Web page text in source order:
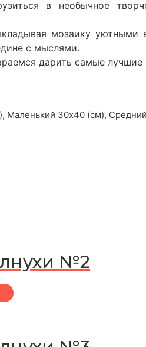
в необычное
мозаику уютными
с мыслями.
дарить самые лучшие
Маленький 30х40 (см),
№2